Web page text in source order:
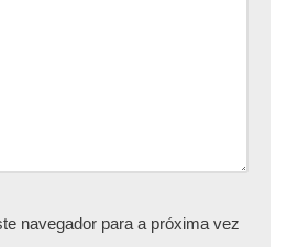
navegador para a próxima vez